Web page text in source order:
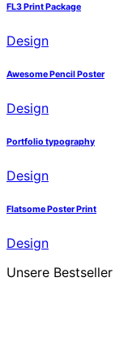
FL3 Print Package
Design
Awesome Pencil Poster
Design
Portfolio typography
Design
Flatsome Poster Print
Design
Unsere Bestseller